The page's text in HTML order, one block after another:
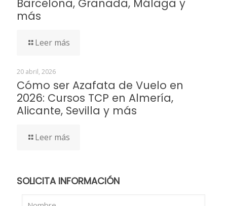
Barcelona, Granada, Málaga y
más
Leer más
20 abril, 2026
Cómo ser Azafata de Vuelo en
2026: Cursos TCP en Almería,
Alicante, Sevilla y más
Leer más
SOLICITA INFORMACIÓN